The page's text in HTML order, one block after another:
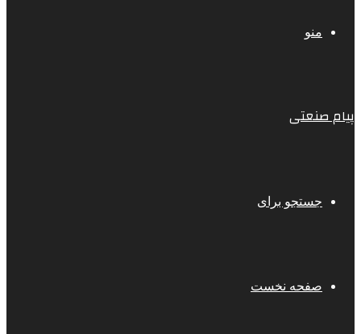
منو
پیام صنعتی
جستجو برای
صفحه نخست